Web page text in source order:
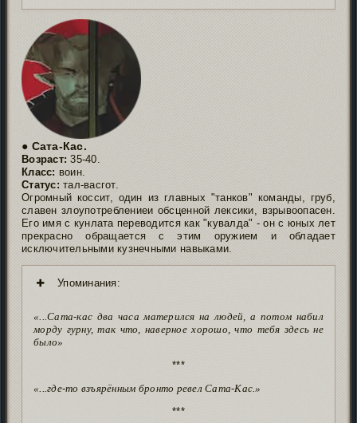
● Сата-Кас.
Возраст: 35-40.
Класс: воин.
Статус: тал-васгот.
Огромный коссит, один из главных "танков" команды, груб,
славен злоупотреблениеи обсценной лексики, взрывоопасен.
Его имя с кунлата переводится как "кувалда" - он с юных лет
прекрасно обращается с этим оружием и обладает
исключительными кузнечными навыками.
Упоминания:
«...Сата-кас два часа матерился на людей, а потом набил
морду гурну, так что, наверное хорошо, что тебя здесь не
было»
***
«...где-то взъярённым бронто ревел Сата-Кас.»
***